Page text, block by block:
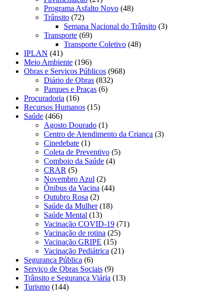
Programa Asfalto Novo (48)
Trânsito (72)
Semana Nacional do Trânsito (3)
Transporte (69)
Transporte Coletivo (48)
IPLAN (41)
Meio Ambiente (196)
Obras e Serviços Públicos (968)
Diário de Obras (832)
Parques e Praças (6)
Procuradoria (16)
Recursos Humanos (15)
Saúde (466)
Agosto Dourado (1)
Centro de Atendimento da Criança (3)
Cinedebate (1)
Coleta de Preventivo (5)
Comboio da Saúde (4)
CRAR (5)
Novembro Azul (2)
Ônibus da Vacina (44)
Outubro Rosa (2)
Saúde da Mulher(18)
Saúde Mental (13)
Vacinação COVID-19 (71)
Vacinação de rotina (25)
Vacinação GRIPE (15)
Vacinação Pediátrica (21)
Segurança Pública (6)
Serviço de Obras Sociais (9)
Trânsito e Segurança Viária (13)
Turismo (144)